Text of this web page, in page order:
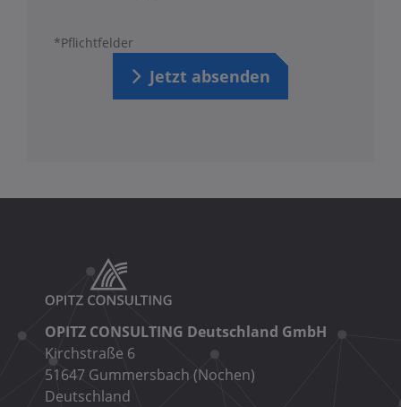
*Pflichtfelder
Jetzt absenden
OPITZ CONSULTING Deutschland GmbH
Kirchstraße 6
51647 Gummersbach (Nochen)
Deutschland